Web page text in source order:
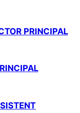
PRINCIPAL